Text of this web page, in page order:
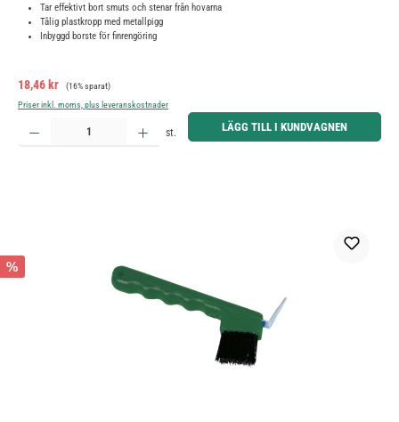
Tar effektivt bort smuts och stenar från hovarna
Tålig plastkropp med metallpigg
Inbyggd borste för finrengöring
Försäljningspris:
18,46 kr Ordinarie pris:
(16% sparat)
Priser inkl. moms, plus leveranskostnader
Produktkvantitet: Ange önskat belopp eller använd knapparna för att öka eller minska kvantiteten.
st. LÄGG TILL I KUNDVAGNEN
%